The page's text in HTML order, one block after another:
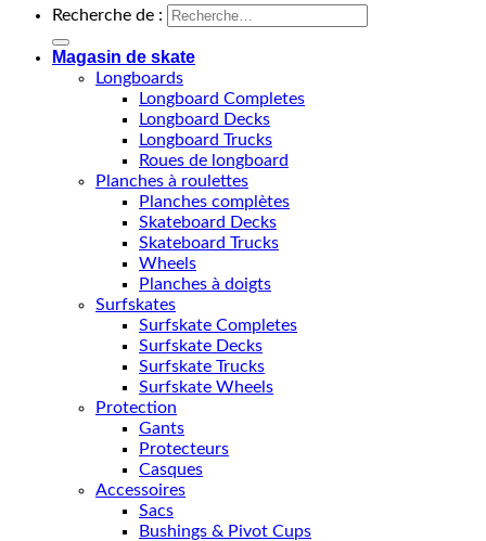
Recherche de :
Magasin de skate
Longboards
Longboard Completes
Longboard Decks
Longboard Trucks
Roues de longboard
Planches à roulettes
Planches complètes
Skateboard Decks
Skateboard Trucks
Wheels
Planches à doigts
Surfskates
Surfskate Completes
Surfskate Decks
Surfskate Trucks
Surfskate Wheels
Protection
Gants
Protecteurs
Casques
Accessoires
Sacs
Bushings & Pivot Cups